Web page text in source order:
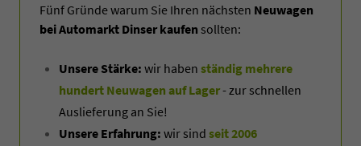
Fünf Gründe warum Sie Ihren nächsten Neuwagen
bei Automarkt Dinser kaufen sollten:
Unsere Stärke: wir haben ständig mehrere
hundert Neuwagen auf Lager- zur schnellen
Auslieferung an Sie!
Unsere Erfahrung: wir sind seit 2006